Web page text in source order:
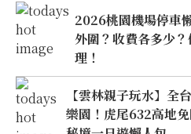
2026桃園機場停車
外圍？收費各多少
理！
【雲林親子玩水】全
樂園！虎尾632高地